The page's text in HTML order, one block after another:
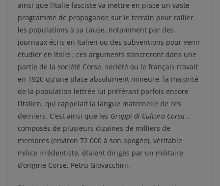
ainsi que l’Italie fasciste va mettre en place un vaste
programme de propagande sur le terrain pour rallier
les populations à sa cause, notamment par des
journaux écris en Italien ou des subventions pour venir
étudier en Italie ; ces arguments s’ancreront dans une
partie de la société Corse, société ou le français n’avait
en 1920 qu’une place absolument mineure, la majorité
de la population lettrée lui préférant parfois encore
l’italien, qui rappelait la langue maternelle de ces
derniers. C’est ainsi que les Gruppi di Cultura Corsa ,
composés de plusieurs dizaines de milliers de
membres (environ 72 000 à son apogée), véritable
milice irrédentiste, étaient dirigés par un militaire
d’origine Corse, Petru Giovacchini.